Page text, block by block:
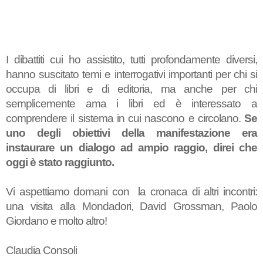
I dibattiti cui ho assistito, tutti profondamente diversi,
hanno suscitato temi e interrogativi importanti per chi si
occupa di libri e di editoria, ma anche per chi
semplicemente ama i libri ed è interessato a
comprendere il sistema in cui nascono e circolano. Se
uno degli obiettivi della manifestazione era
instaurare un dialogo ad ampio raggio, direi che
oggi è stato raggiunto.
Vi aspettiamo domani con la cronaca di altri incontri:
una visita alla Mondadori, David Grossman, Paolo
Giordano e molto altro!
Claudia Consoli